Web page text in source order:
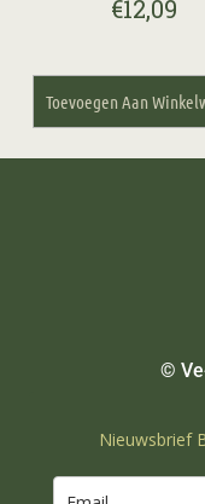
€12,09
Toevoegen Aan
©
Nieuwsbrief